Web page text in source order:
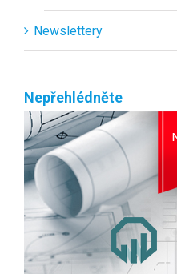
Newslettery
Nepřehlédněte